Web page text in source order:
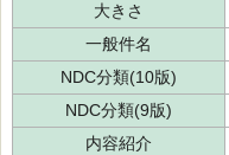
大きさ
一般件名
NDC分類(10版)
NDC分類(9版)
内容紹介